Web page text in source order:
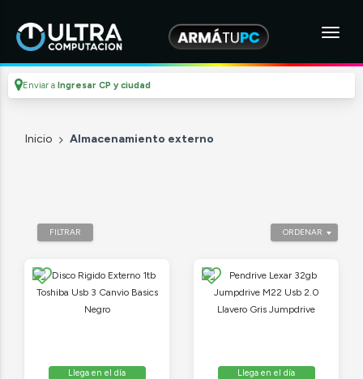
Enviar a Ingresar CP y ciudad
Inicio Almacenamiento externo
ORDENAR
FILTRAR
Llega en el día Llega en el día